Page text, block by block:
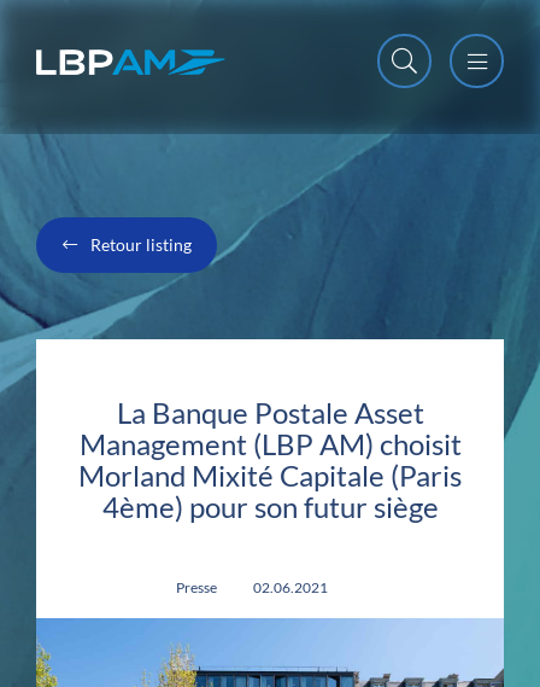
Open
Close
Retour listing
La Banque Postale Asset
Management (LBP AM) choisit
Morland Mixité Capitale (Paris
4ème) pour son futur siège
Presse 02.06.2021